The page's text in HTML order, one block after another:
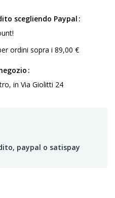
scegliendo Paypal
ordini sopra i 89,00 €
in Via Giolitti 24
paypal o satispay